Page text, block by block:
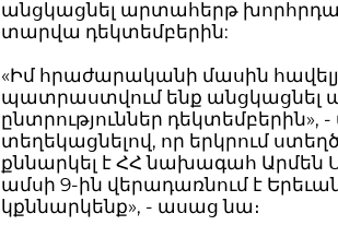
անցկացնել արտահերթ
տարվա դեկտեմբերին:
«Իմ հրաժարականի մասին
պատրաստվում ենք
ընտրություններ դեկտեմբերին»,
տեղեկացնելով, որ երկրում
քննարկել է ՀՀ նախագահ Արմեն
ամսի 9-ին վերադառնում է
կքննարկենք», - ասաց նա։